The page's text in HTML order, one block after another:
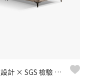
雷克雅 貓抓布組合沙發（二色）｜模組設計 × SGS 檢驗 × 耐磨防潑水 – 擇木深耕